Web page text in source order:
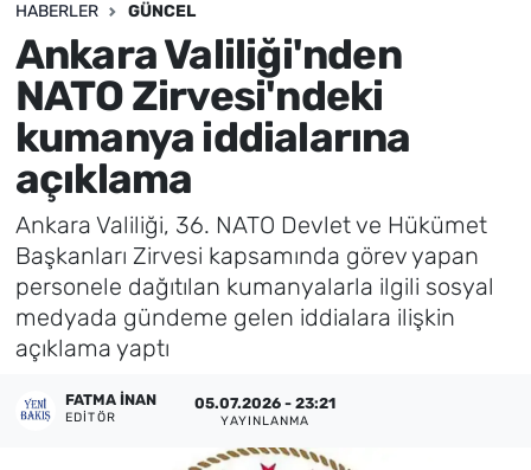
HABERLER GÜNCEL
Ankara Valiliği'nden
NATO Zirvesi'ndeki
kumanya iddialarına
açıklama
Ankara Valiliği, 36. NATO Devlet ve Hükümet
Başkanları Zirvesi kapsamında görev yapan
personele dağıtılan kumanyalarla ilgili sosyal
medyada gündeme gelen iddialara ilişkin
açıklama yaptı
FATMA İNAN
EDITÖR
05.07.2026 - 23:21
YAYINLANMA
Asayiş / Polis-Adliye
Spor
Magazin
Foto Galeri
Künye
İletişim